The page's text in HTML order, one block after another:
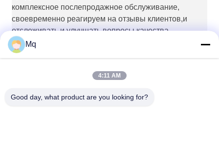
комплексное послепродажное обслуживание,
своевременно реагируем на отзывы клиентов,и
отслеживать и улучшать вопросы качества
продукции.
Mq
4:11 AM
Good day, what product are you looking for?